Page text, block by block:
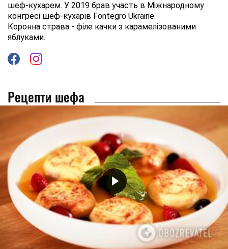
шеф-кухарем. У 2019 брав участь в Міжнародному
конгресі шеф-кухарів Fontegro Ukraine.
Коронна страва - філе качки з карамелізованими
яблуками.
Рецепти шефа